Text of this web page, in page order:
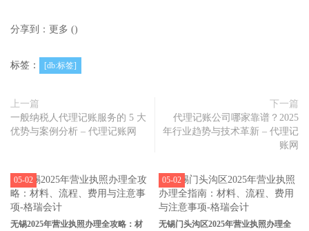
分享到： 更多 ()
标签： [db:标签]
上一篇
一般纳税人代理记账服务的 5 大
优势与案例分析 – 代理记账网
下一篇
代理记账公司哪家靠谱？2025
年行业趋势与技术革新 – 代理记
账网
无锡2025年营业执照办理全攻略：材
05-02
无锡门头沟区2025年营业执照办理全
05-02